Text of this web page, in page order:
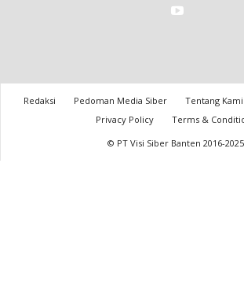
Redaksi Pedoman Media Siber Tentang Kami
Privacy Policy
Terms &
© PT Visi Siber Banten 2016-2025